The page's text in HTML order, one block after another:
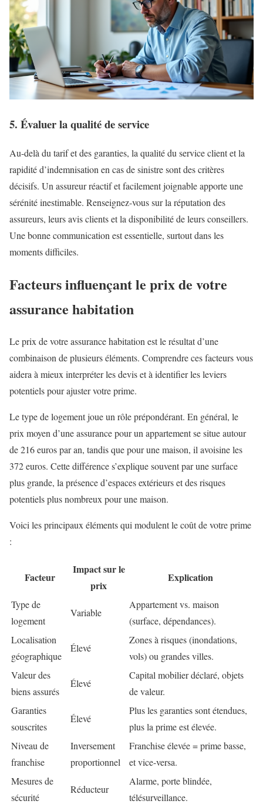
5. Évaluer la qualité de service
Au-delà du tarif et des garanties, la qualité du service client et la
rapidité d’indemnisation en cas de sinistre sont des critères
décisifs. Un assureur réactif et facilement joignable apporte une
sérénité inestimable. Renseignez-vous sur la réputation des
assureurs, leurs avis clients et la disponibilité de leurs conseillers.
Une bonne communication est essentielle, surtout dans les
moments difficiles.
Facteurs influençant le prix de votre
assurance habitation
Le prix de votre assurance habitation est le résultat d’une
combinaison de plusieurs éléments. Comprendre ces facteurs vous
aidera à mieux interpréter les devis et à identifier les leviers
potentiels pour ajuster votre prime.
Le type de logement joue un rôle prépondérant. En général, le
prix moyen d’une assurance pour un appartement se situe autour
de 216 euros par an, tandis que pour une maison, il avoisine les
372 euros. Cette différence s’explique souvent par une surface
plus grande, la présence d’espaces extérieurs et des risques
potentiels plus nombreux pour une maison.
Voici les principaux éléments qui modulent le coût de votre prime
:
Facteur
Impact sur le
prix
Explication
Type de
logement
Variable
Appartement vs. maison
(surface, dépendances).
Localisation
géographique
Élevé
Zones à risques (inondations,
vols) ou grandes villes.
Valeur des
biens assurés
Élevé
Capital mobilier déclaré, objets
de valeur.
Garanties
souscrites
Élevé
Plus les garanties sont étendues,
plus la prime est élevée.
Niveau de
franchise
Inversement
proportionnel
Franchise élevée = prime basse,
et vice-versa.
Mesures de
sécurité
Réducteur
Alarme, porte blindée,
télésurveillance.